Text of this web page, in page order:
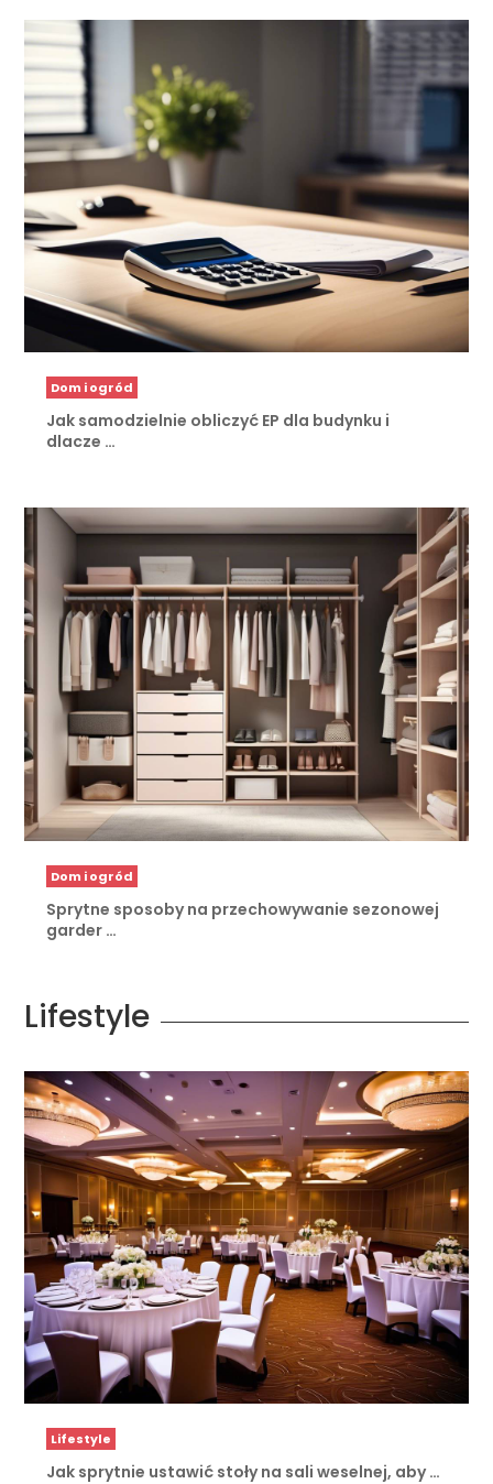
Dom i ogród
Jak samodzielnie obliczyć EP dla budynku i
dlacze …
Dom i ogród
Sprytne sposoby na przechowywanie sezonowej
garder …
Lifestyle
Lifestyle
Jak sprytnie ustawić stoły na sali weselnej, aby …